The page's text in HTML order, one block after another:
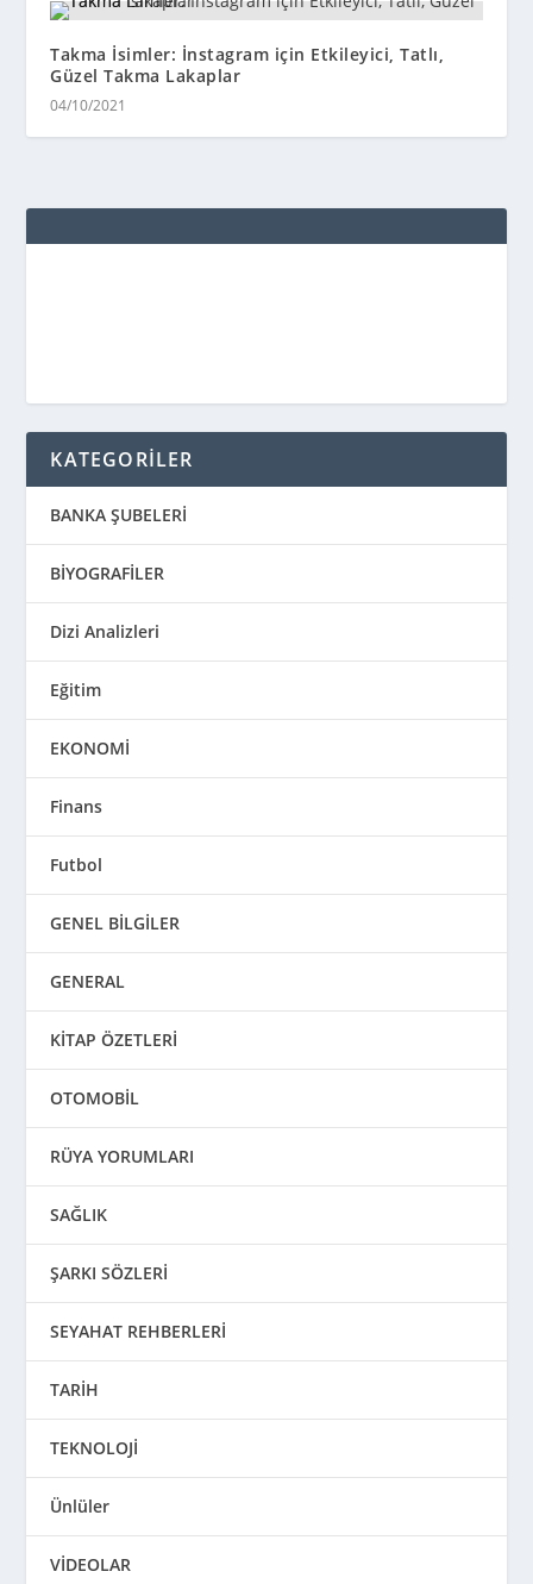
Takma İsimler: İnstagram için Etkileyici, Tatlı,
Güzel Takma Lakaplar
04/10/2021
KATEGORİLER
BANKA ŞUBELERİ
BİYOGRAFİLER
Dizi Analizleri
Eğitim
EKONOMİ
Finans
Futbol
GENEL BİLGİLER
GENERAL
KİTAP ÖZETLERİ
OTOMOBİL
RÜYA YORUMLARI
SAĞLIK
ŞARKI SÖZLERİ
SEYAHAT REHBERLERİ
TARİH
TEKNOLOJİ
Ünlüler
VİDEOLAR